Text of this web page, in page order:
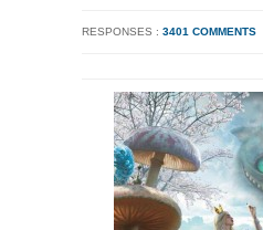
RESPONSES : 3401 COMMENTS